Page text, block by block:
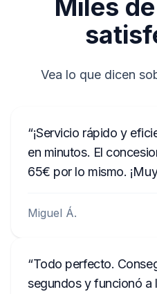
Miles
Vea lo que dicen
¡Servicio rápido y
en minutos. El
65€ por lo mismo.
Miguel Á.
Todo perfecto.
segundos y funcionó a